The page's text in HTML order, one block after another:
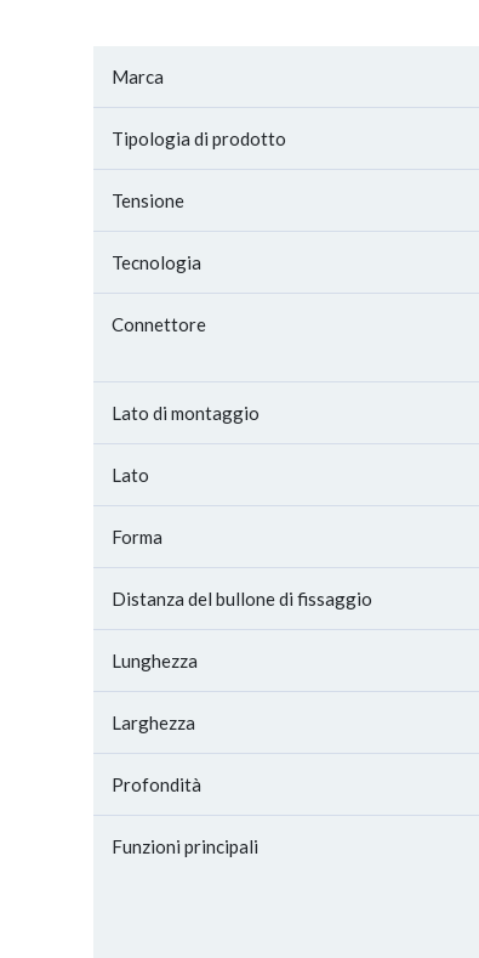
Marca
Tipologia di prodotto
Tensione
Tecnologia
Connettore
Lato di montaggio
Lato
Forma
Distanza del bullone di fissaggio
Lunghezza
Larghezza
Profondità
Funzioni principali